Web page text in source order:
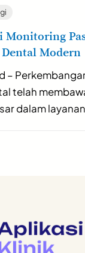
Monitoring
Modern
–
telah
dalam